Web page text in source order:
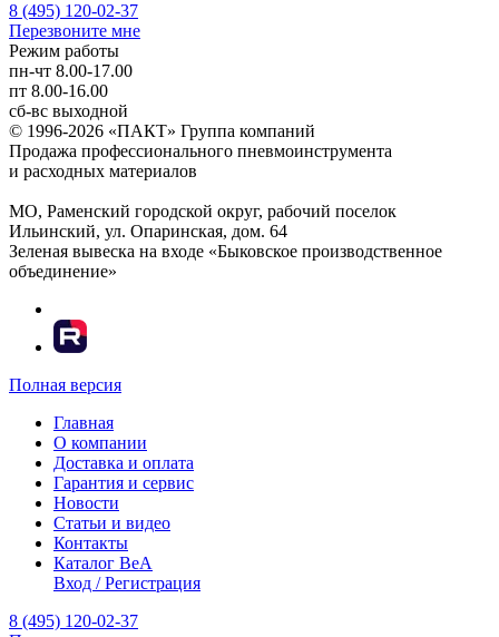
8 (495) 120-02-37
Перезвоните мне
Режим работы
пн-чт 8.00-17.00
пт 8.00-16.00
сб-вс выходной
© 1996-2026 «ПАКТ» Группа компаний
Продажа профессионального пневмоинструмента
и расходных материалов
МО, Раменский городской округ, рабочий поселок
Ильинский, ул. Опаринская, дом. 64
Зеленая вывеска на входе «Быковское производственное
объединение»
Полная версия
Главная
О компании
Доставка и оплата
Гарантия и сервис
Новости
Статьи и видео
Контакты
Каталог BeA
Вход / Регистрация
8 (495) 120-02-37